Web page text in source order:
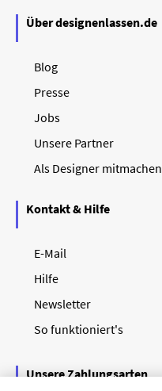
Über designenlassen.de
Blog
Presse
Jobs
Unsere Partner
Als Designer mitmachen
Kontakt & Hilfe
E-Mail
Hilfe
Newsletter
So funktioniert's
Unsere Zahlungsarten